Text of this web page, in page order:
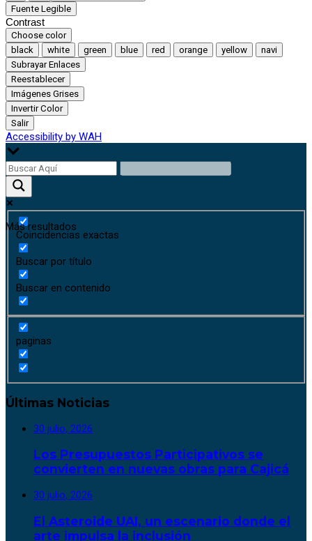
Fuente Legible
Contrast
Choose color
black
white green blue red orange yellow
navi
Subrayar Enlaces
Reestablecer
Imágenes Grises
Invertir Color
Salir
Accessibility by WAH
Más resultados
Coincidencias exactas
Buscar por título
Buscar en contenido
paginas
Últimas Noticias
30 julio, 2026
Los Presupuestos Participativos se
convierten en nuevas obras para Cajicá
30 julio, 2026
El Asteroide UAI, un escenario donde el
arte impulsa la inclusión